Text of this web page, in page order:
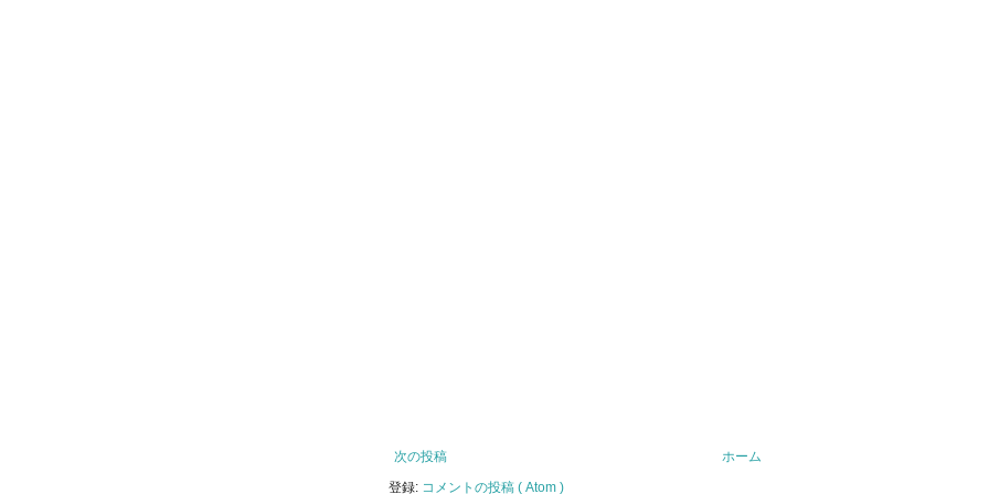
次の投稿
ホーム
登録: コメントの投稿 ( Atom )